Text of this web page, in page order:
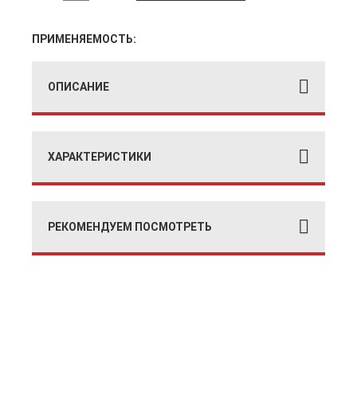
ПРИМЕНЯЕМОСТЬ:
ОПИСАНИЕ
ХАРАКТЕРИСТИКИ
РЕКОМЕНДУЕМ ПОСМОТРЕТЬ